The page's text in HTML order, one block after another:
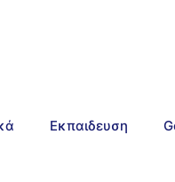
Εκπαιδευση